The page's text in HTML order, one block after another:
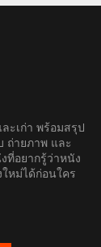
ะเก่า พร้อมสรุป
ถ่ายภาพ และ
ที่อยากรู้ว่าหนัง
หม่ได้ก่อนใคร